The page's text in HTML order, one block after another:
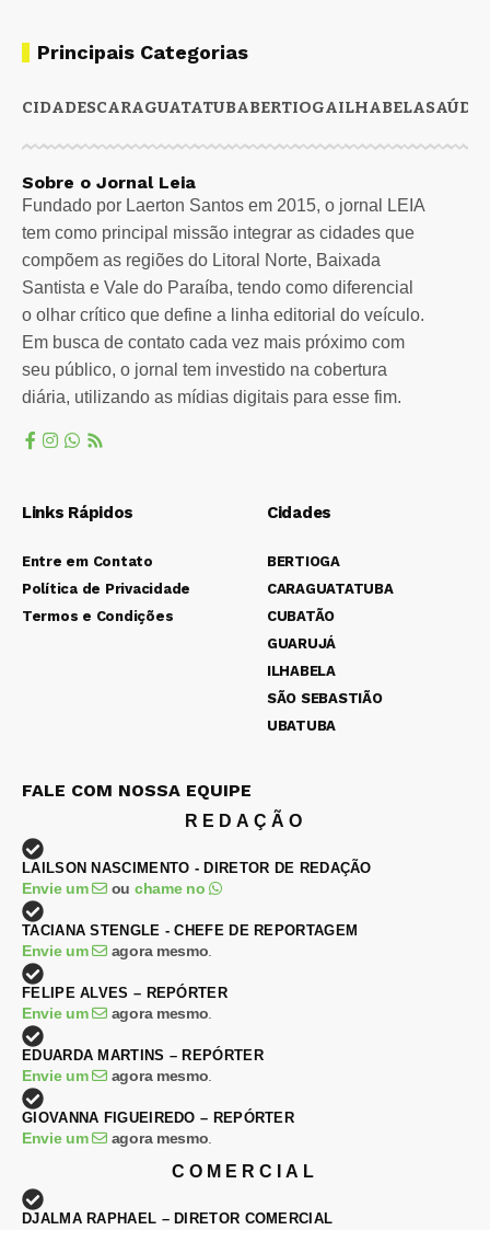
Principais Categorias
CIDADESCARAGUATATUBABERTIOGAILHABELASAÚDE
Sobre o Jornal Leia
Fundado por Laerton Santos em 2015, o jornal LEIA
tem como principal missão integrar as cidades que
compõem as regiões do Litoral Norte, Baixada
Santista e Vale do Paraíba, tendo como diferencial
o olhar crítico que define a linha editorial do veículo.
Em busca de contato cada vez mais próximo com
seu público, o jornal tem investido na cobertura
diária, utilizando as mídias digitais para esse fim.
Links Rápidos
Entre em Contato
Política de Privacidade
Termos e Condições
Cidades
BERTIOGA
CARAGUATATUBA
CUBATÃO
GUARUJÁ
ILHABELA
SÃO SEBASTIÃO
UBATUBA
FALE COM NOSSA EQUIPE
REDAÇÃO
LAILSON NASCIMENTO - DIRETOR DE REDAÇÃO
Envie um ou chame no
TACIANA STENGLE - CHEFE DE REPORTAGEM
Envie um agora mesmo
FELIPE ALVES – REPÓRTER
Envie um agora mesmo
EDUARDA MARTINS – REPÓRTER
Envie um agora mesmo
GIOVANNA FIGUEIREDO – REPÓRTER
Envie um agora mesmo
COMERCIAL
DJALMA RAPHAEL – DIRETOR COMERCIAL